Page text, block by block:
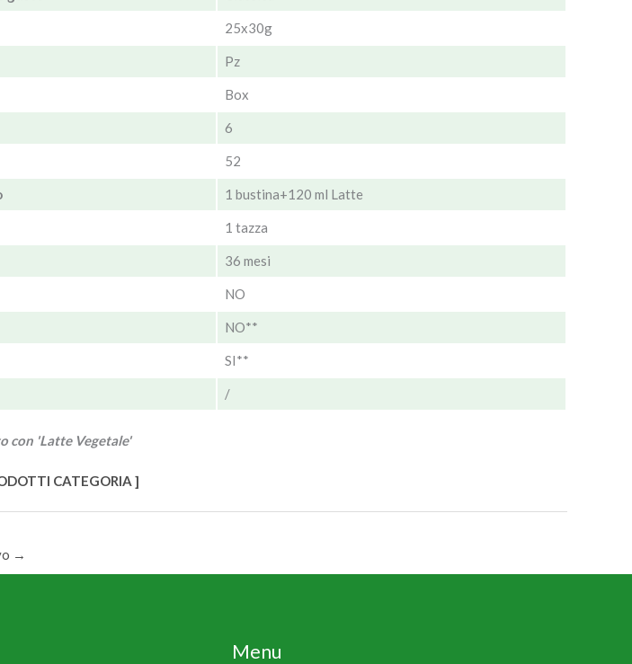
25x30g
Pz
Box
6
52
1 bustina+120 ml Latte
1 tazza
36 mesi
NO
NO**
SI**
/
con 'Latte Vegetale'
CATEGORIA ]
→
Menu